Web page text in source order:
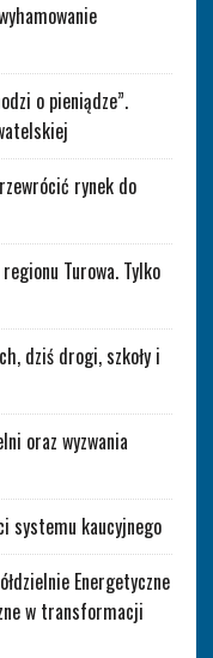
o pieniądze”.
rynek do
Turowa. Tylko
dziś drogi, szkoły i
oraz wyzwania
systemu kaucyjnego
Energetyczne
w transformacji